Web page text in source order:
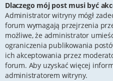
Dlaczego mój post musi być
Administrator witryny mógł
forum wymagają przejrzenia
możliwe, że administrator
ograniczenia publikowania
ich akceptowania przez
forum. Aby uzyskać więcej
administratorem witryny.